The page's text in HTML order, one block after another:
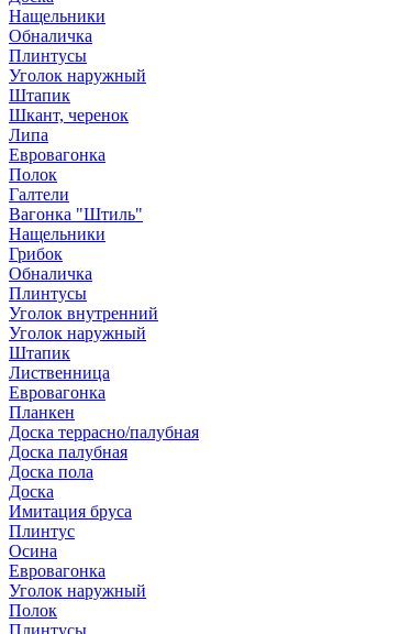
Нащельники
Обналичка
Плинтусы
Уголок наружный
Штапик
Шкант, черенок
Липа
Евровагонка
Полок
Галтели
Вагонка "Штиль"
Нащельники
Грибок
Обналичка
Плинтусы
Уголок внутренний
Уголок наружный
Штапик
Лиственница
Евровагонка
Планкен
Доска террасно/палубная
Доска палубная
Доска пола
Доска
Имитация бруса
Плинтус
Осина
Евровагонка
Уголок наружный
Полок
Плинтусы